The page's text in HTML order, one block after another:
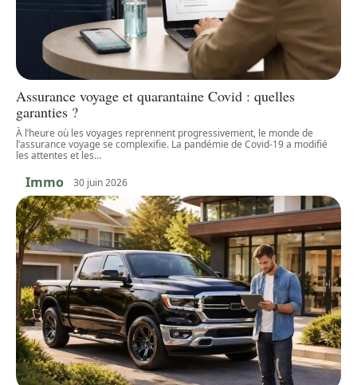
Assurance voyage et quarantaine Covid : quelles
garanties ?
À l’heure où les voyages reprennent progressivement, le monde de
l’assurance voyage se complexifie. La pandémie de Covid-19 a modifié
les attentes et les…
Immo 30 juin 2026